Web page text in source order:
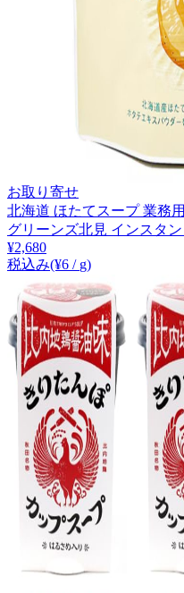
お取り寄せ
北海道 ほたてスープ 業務
グリーンズ北見 インスタン
¥2,680
税込み(¥6 / g)